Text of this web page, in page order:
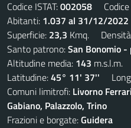
Codice ISTAT:002058 Codice
Abitanti: 1.037 al 31/12/2022
Superficie: 23,3 Kmq.
Santo patrono:San Bonomio
Altitudine media: 143 m.s.l.m.
Latitudine:45° 11' 37''
Comuni limitrofi: Livorno
Gabiano, Palazzolo, Trino
Frazioni e borgate:Guidera